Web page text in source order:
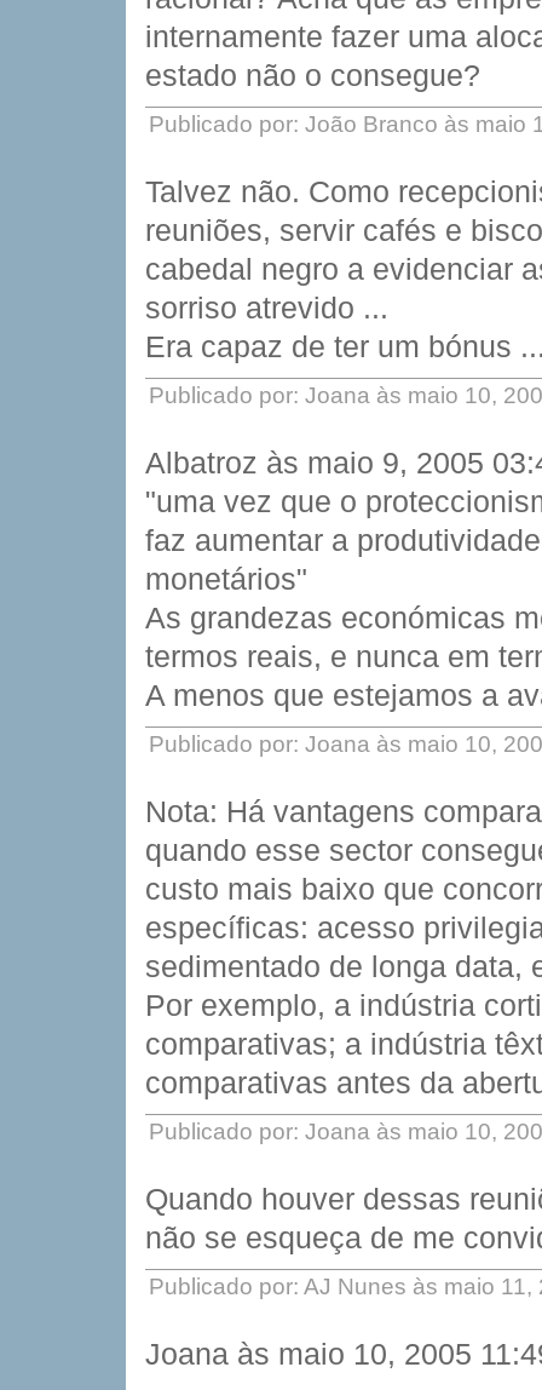
internamente fazer uma
estado não o consegue?
Publicado por: João Branco às maio
Talvez não. Como
reuniões, servir cafés e
cabedal negro a evidenciar
sorriso atrevido ...
Era capaz de ter um bónus
Publicado por: Joana às maio 10,
Albatroz às maio 9, 2005
"uma vez que o
faz aumentar a
monetários"
As grandezas económicas
termos reais, e nunca em
A menos que estejamos a
Publicado por: Joana às maio 10,
Nota: Há vantagens
quando esse sector
custo mais baixo que
específicas: acesso
sedimentado de longa data,
Por exemplo, a indústria
comparativas; a indústria
comparativas antes da
Publicado por: Joana às maio 10,
Quando houver dessas
não se esqueça de me
Publicado por: AJ Nunes às maio 11,
Joana às maio 10, 2005